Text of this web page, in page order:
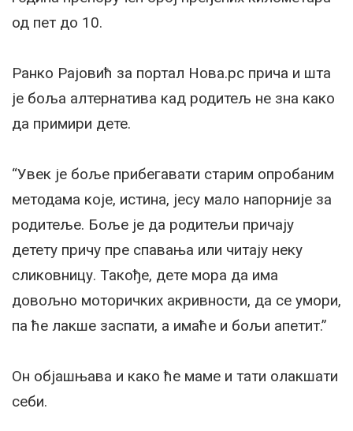
од пет до 10.
Ранко Рајовић за портал Нова.рс прича и шта
је боља алтернатива кад родитељ не зна како
да примири дете.
“Увек је боље прибегавати старим опробаним
методама које, истина, јесу мало напорније за
родитеље. Боље је да родитељи причају
детету причу пре спавања или читају неку
сликовницу. Такође, дете мора да има
довољно моторичких акривности, да се умори,
па ће лакше заспати, а имаће и бољи апетит.”
Он објашњава и како ће маме и тати олакшати
себи.